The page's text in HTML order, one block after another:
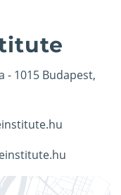
- 1015 Budapest,